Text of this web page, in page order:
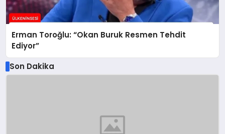
Erman Toroğlu: “Okan Buruk Resmen Tehdit
Ediyor”
Son Dakika